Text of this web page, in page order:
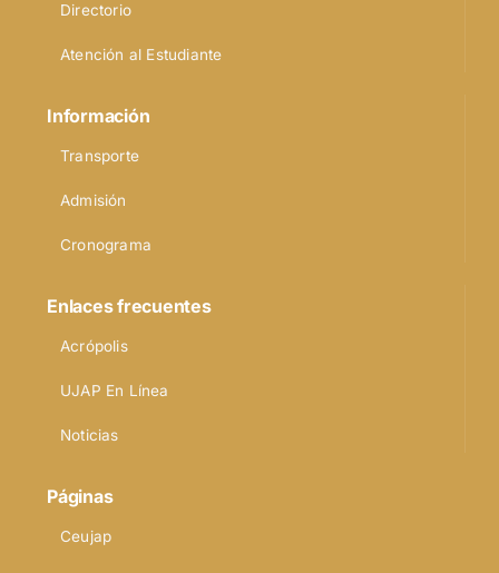
Directorio
Atención al Estudiante
Información
Transporte
Admisión
Cronograma
Enlaces frecuentes
Acrópolis
UJAP En Línea
Noticias
Páginas
Ceujap